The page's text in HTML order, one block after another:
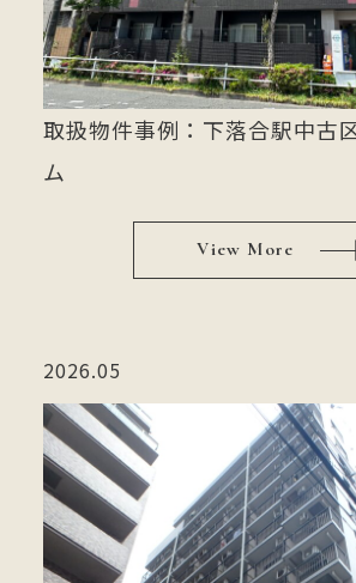
取扱物件事例：下落合駅中古
ム
View More
2026.05